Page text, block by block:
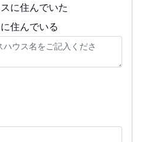
に住んでいた
住んでいる